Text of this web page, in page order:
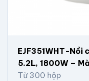
EJF351WHT-Nồi
5.2L, 1800W –
Từ 300 hộp